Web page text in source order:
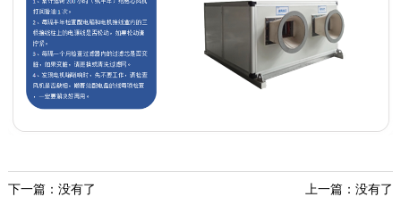
上一篇：没有了
下一篇：没有了